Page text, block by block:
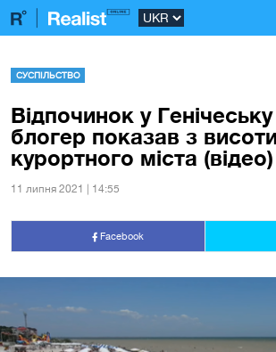
СУСПІЛЬСТВО
Відпочинок у
блогер показав з
курортного міста (відео)
11 липня 2021 | 14:55
Facebook